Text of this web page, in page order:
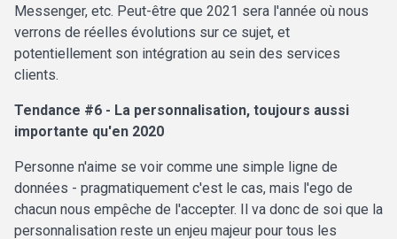
Messenger, etc. Peut-être que 2021 sera l'année où nous
verrons de réelles évolutions sur ce sujet, et
potentiellement son intégration au sein des services
clients.
Tendance #6 - La personnalisation, toujours aussi
importante qu'en 2020
Personne n'aime se voir comme une simple ligne de
données - pragmatiquement c'est le cas, mais l'ego de
chacun nous empêche de l'accepter. Il va donc de soi que la
personnalisation reste un enjeu majeur pour tous les